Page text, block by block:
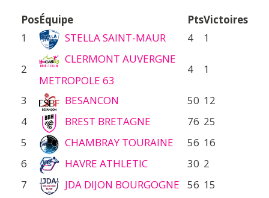
PosÉquipe PtsVictoires
1
STELLA SAINT-MAUR 4 1
2
CLERMONT AUVERGNE
METROPOLE 63
4 1
3 BESANCON 50 12
4
BREST BRETAGNE 76 25
5
CHAMBRAY TOURAINE 56 16
6
HAVRE ATHLETIC 30 2
7
JDA DIJON BOURGOGNE 56 15